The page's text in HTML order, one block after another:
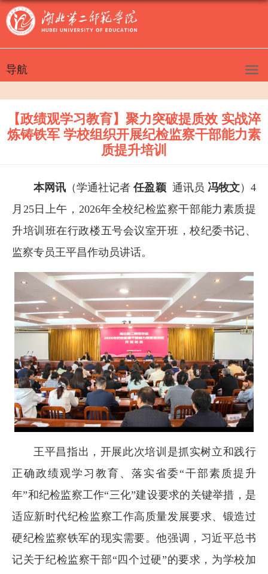
导航
【政绩观学习教育】聚力突破提质效 实战淬
炼铸铁军 学校组织开展纪检监察干部能力素
质提升培训
本网讯 （学通社记者任盈颖 通讯员 冯牧文）4
月25日上午，2026年全校纪检监察干部能力素质提
升培训班在行政楼五号会议室开班，校纪委书记、
监察专员王平昌作动员讲话。
王平昌指出，开展此次培训是抓实树立和践行
正确政绩观学习教育、落实省委“干部素质提升
年”和纪检监察工作“三化”建设要求的关键举措，是
适应新时代纪检监察工作高质量发展要求、锻造过
硬纪检监察铁军的现实需要。他强调，习近平总书
记关于纪检监察干部“四个过硬”的要求，为学校加